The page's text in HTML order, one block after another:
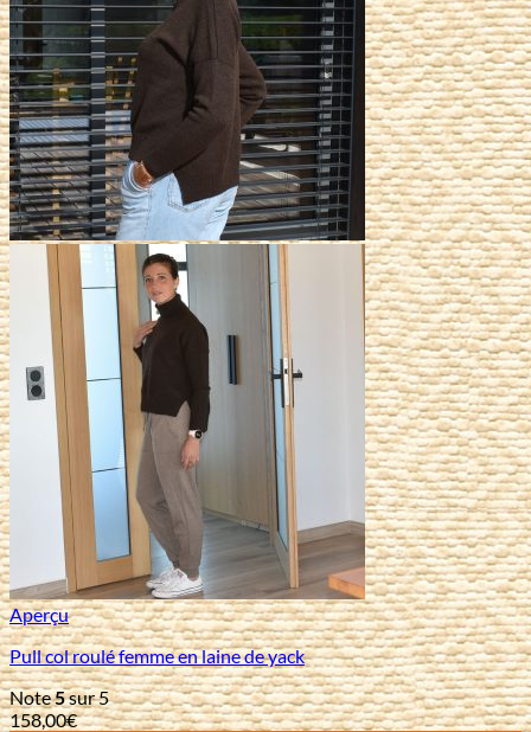
Aperçu
Pull col roulé femme en laine de yack
Note5sur 5
158,00€